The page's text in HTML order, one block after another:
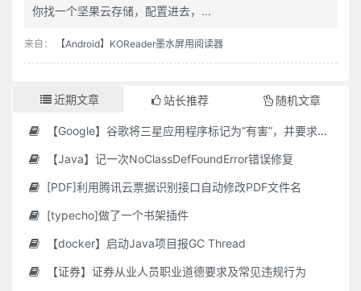
你找一个坚果云存储，配置进去，...
来自： 【Android】KOReader墨水屏用阅读器
近期文章 站长推荐 随机文章
【Google】谷歌将三星应用程序标记为“有害”，并要求用户删除它们
【Java】记一次NoClassDefFoundError错误修复
[PDF]利用腾讯云票据识别接口自动修改PDF文件名
[typecho]做了一个书架插件
【docker】启动Java项目报GC Thread
【证券】证券从业人员职业道德要求及常见违规行为